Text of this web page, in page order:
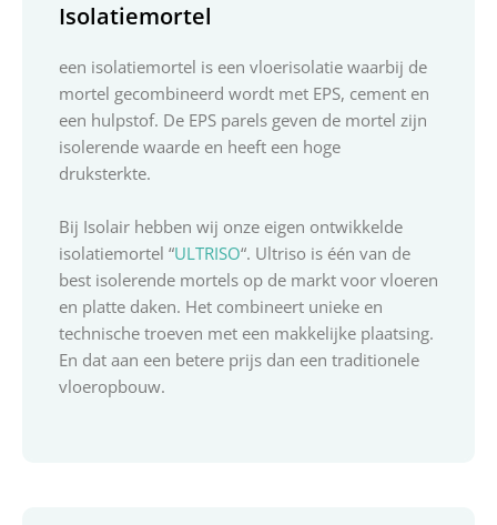
Isolatiemortel
een isolatiemortel is een vloerisolatie waarbij de
mortel gecombineerd wordt met EPS, cement en
een hulpstof. De EPS parels geven de mortel zijn
isolerende waarde en heeft een hoge
druksterkte.
Bij Isolair hebben wij onze eigen ontwikkelde
isolatiemortel “ULTRISO“. Ultriso is één van de
best isolerende mortels op de markt voor vloeren
en platte daken. Het combineert unieke en
technische troeven met een makkelijke plaatsing.
En dat aan een betere prijs dan een traditionele
vloeropbouw.